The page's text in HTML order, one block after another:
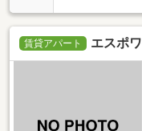
賃貸アパート エスポ